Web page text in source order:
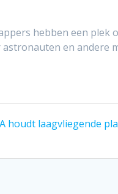
hebben een plek
en andere
houdt laagvliegende